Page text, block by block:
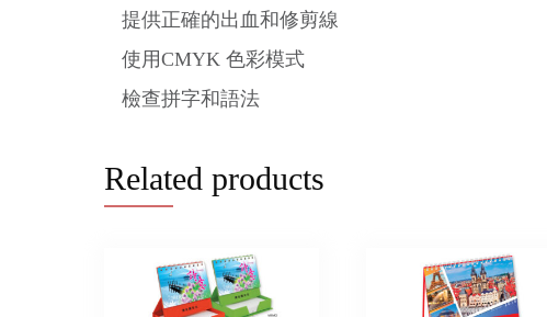
提供正確的出血和修剪線
使用CMYK 色彩模式
檢查拼字和語法
Related products